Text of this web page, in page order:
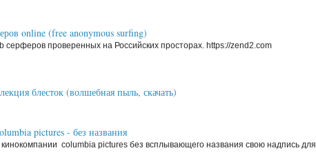
online (free anonymous surfing)
проверенных на Российских просторах. https://zend2.com
блесток (волшебная пыль, скачать)
pictures - без названия
кинокомпании columbia pictures без всплывающего названия свою надпись для